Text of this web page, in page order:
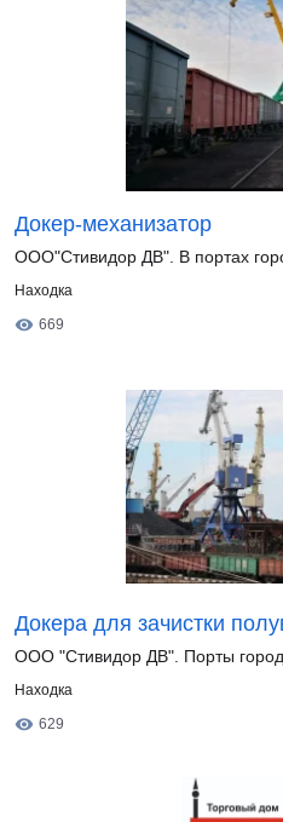
Докер-механизатор
ООО"Стивидор ДВ". В портах
Находка
669
Докера для зачистки
ООО "Стивидор ДВ". Порты
Находка
629